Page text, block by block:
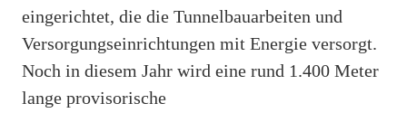
eingerichtet, die die Tunnelbauarbeiten und
Versorgungseinrichtungen mit Energie versorgt.
Noch in diesem Jahr wird eine rund 1.400 Meter
lange provisorische